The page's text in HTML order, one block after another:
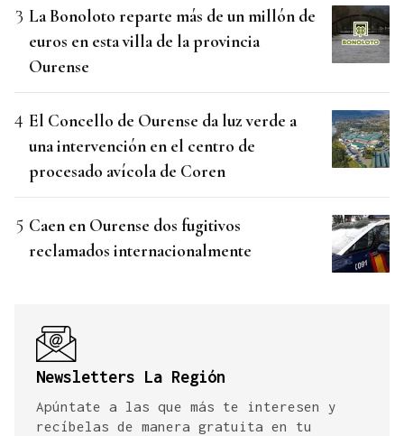
La Bonoloto reparte más de un millón de
euros en esta villa de la provincia
Ourense
El Concello de Ourense da luz verde a
una intervención en el centro de
procesado avícola de Coren
Caen en Ourense dos fugitivos
reclamados internacionalmente
Newsletters La Región
Apúntate a las que más te interesen y
recíbelas de manera gratuita en tu